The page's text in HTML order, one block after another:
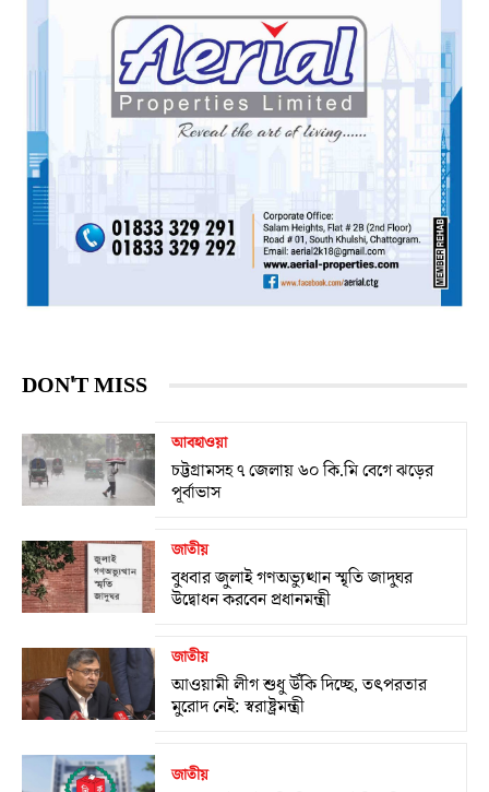
DON'T MISS
আবহাওয়া
চট্টগ্রামসহ ৭ জেলায় ৬০ কি.মি বেগে ঝড়ের
পূর্বাভাস
জাতীয়
বুধবার জুলাই গণঅভ্যুত্থান স্মৃতি জাদুঘর
উদ্বোধন করবেন প্রধানমন্ত্রী
জাতীয়
আওয়ামী লীগ শুধু উঁকি দিচ্ছে, তৎপরতার
মুরোদ নেই: স্বরাষ্ট্রমন্ত্রী
জাতীয়